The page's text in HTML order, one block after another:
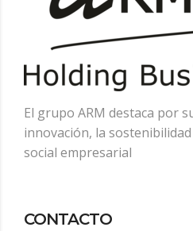
El grupo ARM destaca por
innovación, la
social empresarial
CONTACTO